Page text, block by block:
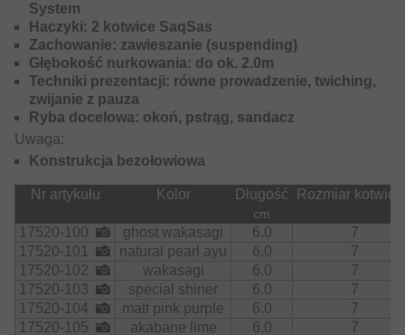
System
Haczyki: 2 kotwice SaqSas
Zachowanie: zawieszanie (suspending)
Głębokość nurkowania: do ok. 2.0m
Techniki prezentacji: równe prowadzenie, twiching,
zwijanie z pauza
Ryba docelowa: okoń, pstrąg, sandacz
Uwaga:
Konstrukcja bezołowiowa
Nr artykułu Kolor Długość Rozmiar
cm
17520-100 ghost wakasagi 6.0
7
17520-101
natural pearl ayu 6.0
7
17520-102
wakasagi 6.0
7
17520-103
special shiner 6.0
7
17520-104
matt pink purple 6.0
7
17520-105
akabane lime 6.0
7